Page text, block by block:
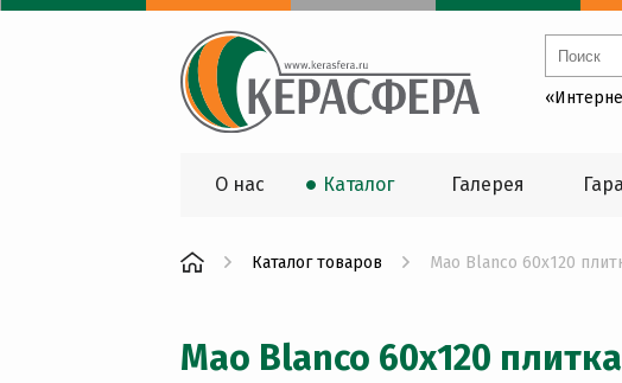
О нас Каталог Галерея
Каталог товаров Mao Blanco 60x120
Mao Blanco 60x120 плитка